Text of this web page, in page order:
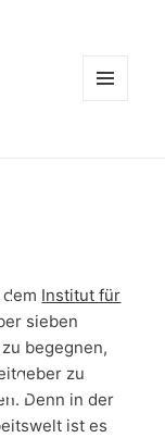
Institut für
sieben
begegnen,
zu
Denn in der
ist es